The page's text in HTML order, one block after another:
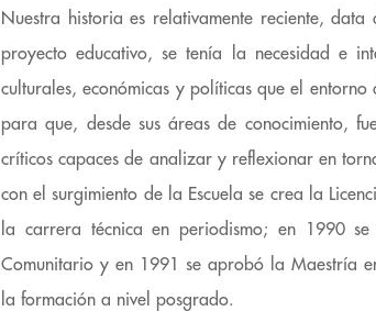
Nuestra historia es relativamente reciente,
proyecto educativo, se tenía la necesidad e
culturales, económicas y políticas que el
para que, desde sus áreas de conocimiento,
críticos capaces de analizar y reflexionar en
con el surgimiento de la Escuela se crea la
la carrera técnica en periodismo; en 1990
Comunitario y en 1991 se aprobó la Maestría
la formación a nivel posgrado.